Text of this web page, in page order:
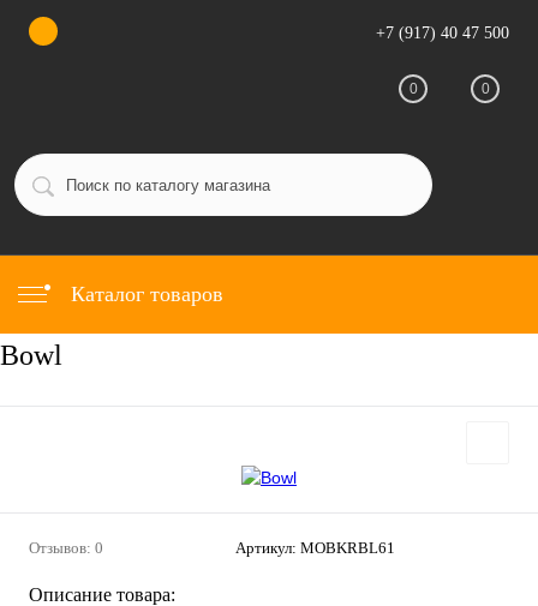
+7 (917) 40 47 500
0 0
Каталог товаров
Bowl
Отзывов: 0 Артикул: MOBKRBL61
Описание товара: